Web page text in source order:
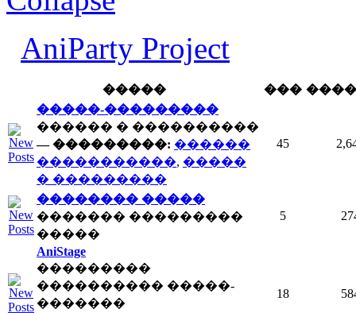
AniParty Project
����� ���
�����-���������
������ � ����������
— ���������: ������
�����������, �����
� ���������
45
�������� �����
������� ���������
�����
5
AniStage
���������
���������� �����-
�������
18